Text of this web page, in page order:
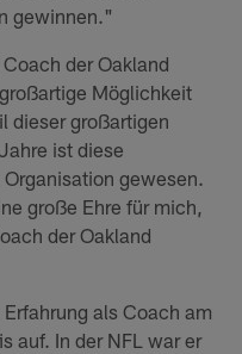
gewinnen."
der Oakland
Möglichkeit
dieser großartigen
ist diese
gewesen.
große Ehre für mich,
der Oakland
als Coach am
auf. In der NFL war er